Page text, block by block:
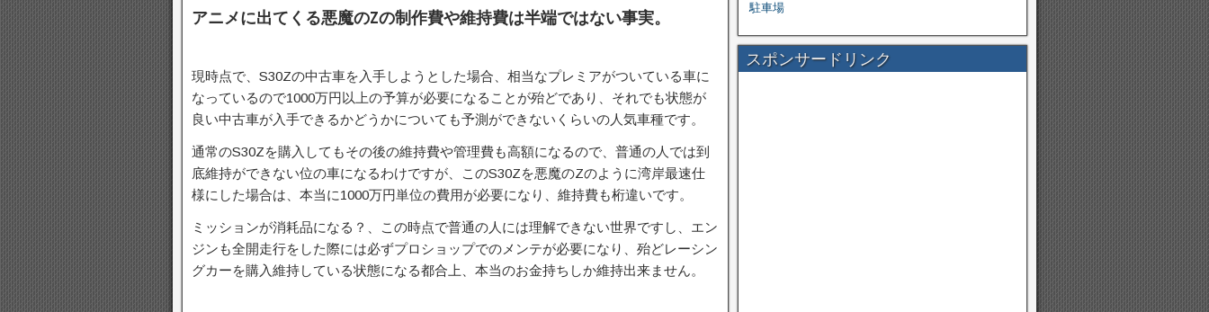
アニメに出てくる悪魔のZの制作費や維持費は半端ではない事実。
現時点で、S30Zの中古車を入手しようとした場合、相当なプレミアがついている車に
なっているので1000万円以上の予算が必要になることが殆どであり、それでも状態が
良い中古車が入手できるかどうかについても予測ができないくらいの人気車種です。
通常のS30Zを購入してもその後の維持費や管理費も高額になるので、普通の人では到
底維持ができない位の車になるわけですが、このS30Zを悪魔のZのように湾岸最速仕
様にした場合は、本当に1000万円単位の費用が必要になり、維持費も桁違いです。
ミッションが消耗品になる？、この時点で普通の人には理解できない世界ですし、エン
ジンも全開走行をした際には必ずプロショップでのメンテが必要になり、殆どレーシン
グカーを購入維持している状態になる都合上、本当のお金持ちしか維持出来ません。
駐車場
スポンサードリンク